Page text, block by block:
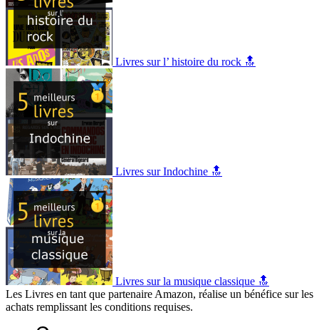
Livres sur l’ histoire du rock 🔝
Livres sur Indochine 🔝
Livres sur la musique classique 🔝
Les Livres en tant que partenaire Amazon, réalise un bénéfice sur les
achats remplissant les conditions requises.